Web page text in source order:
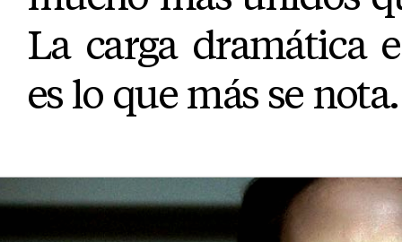
La carga dramática
es lo que más se nota.